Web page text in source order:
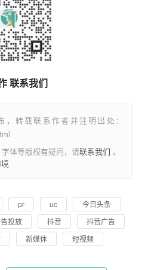
联系我们
转载联系作者并注明出处：
体等版权有疑问，请联系我们 。
pr uc
今日头条
投放 抖音
抖音广告
新媒体 短视频